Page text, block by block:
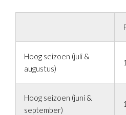
Hoog seizoen (juli &
augustus)
Hoog seizoen (juni &
september)